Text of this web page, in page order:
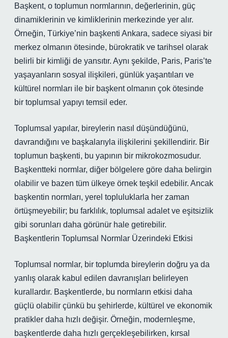
Başkent, o toplumun normlarının, değerlerinin, güç
dinamiklerinin ve kimliklerinin merkezinde yer alır.
Örneğin, Türkiye’nin başkenti Ankara, sadece siyasi bir
merkez olmanın ötesinde, bürokratik ve tarihsel olarak
belirli bir kimliği de yansıtır. Aynı şekilde, Paris, Paris’te
yaşayanların sosyal ilişkileri, günlük yaşantıları ve
kültürel normları ile bir başkent olmanın çok ötesinde
bir toplumsal yapıyı temsil eder.
Toplumsal yapılar, bireylerin nasıl düşündüğünü,
davrandığını ve başkalarıyla ilişkilerini şekillendirir. Bir
toplumun başkenti, bu yapının bir mikrokozmosudur.
Başkentteki normlar, diğer bölgelere göre daha belirgin
olabilir ve bazen tüm ülkeye örnek teşkil edebilir. Ancak
başkentin normları, yerel topluluklarla her zaman
örtüşmeyebilir; bu farklılık, toplumsal adalet ve eşitsizlik
gibi sorunları daha görünür hale getirebilir.
Başkentlerin Toplumsal Normlar Üzerindeki Etkisi
Toplumsal normlar, bir toplumda bireylerin doğru ya da
yanlış olarak kabul edilen davranışları belirleyen
kurallardır. Başkentlerde, bu normların etkisi daha
güçlü olabilir çünkü bu şehirlerde, kültürel ve ekonomik
pratikler daha hızlı değişir. Örneğin, modernleşme,
başkentlerde daha hızlı gerçekleşebilirken, kırsal